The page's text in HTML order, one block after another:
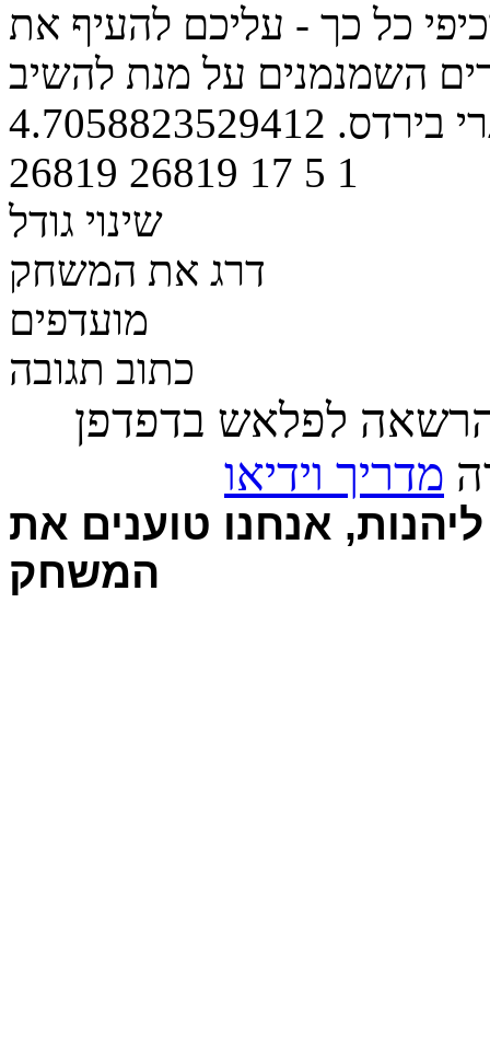
כל כך - עליכם להעיף את
השמנמנים על מנת להשיב
בירדס. 4.7058823529412
26819 26819 17 5 1
שינוי גודל
דרג את המשחק
מועדפים
כתוב תגובה
לפלאש בדפדפן
מדריך וידיאו
אנחנו טוענים את
המשחק